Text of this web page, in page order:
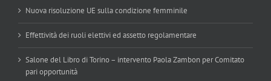
Nuova risoluzione UE sulla condizione femminile
Effettività dei ruoli elettivi ed assetto regolamentare
Salone del Libro di Torino – intervento Paola Zambon per Comitato
pari opportunità